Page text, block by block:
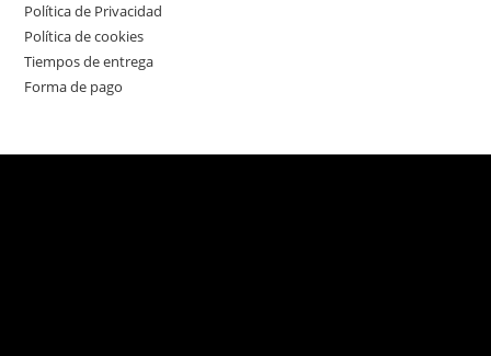
Política de Privacidad
Política de cookies
Tiempos de entrega
Forma de pago